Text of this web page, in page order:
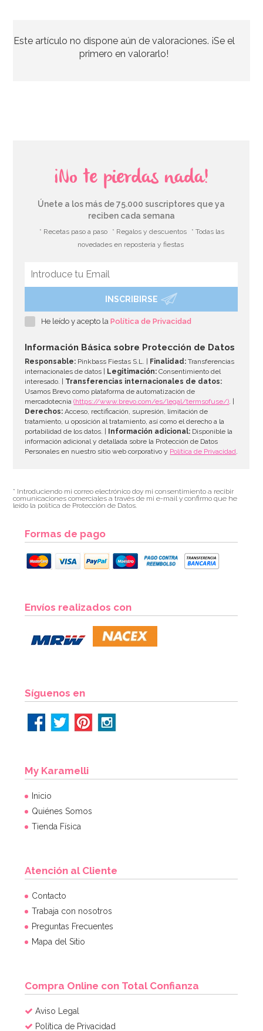
3,50€
Gafas 60 Cumpleaños Dorado
AÑADIR
Este artículo no dispone aún de valoraciones. ¡Se el
primero en valorarlo!
¡No te pierdas nada!
Únete a los más de 75.000 suscriptores que ya
reciben cada semana
* Recetas paso a paso * Regalos y descuentos
* Todas las
novedades en repostería y fiestas
INSCRIBIRSE
He leído y acepto laPolítica de Privacidad
Información Básica sobre Protección de Datos
Responsable: Pinkbass Fiestas S.L. | Finalidad: Transferencias
internacionales de datos |
Legitimación: Consentimiento del
interesado. | Transferencias internacionales de datos:
Usamos Brevo como plataforma de automatización de
mercadotecnia(https://www.brevo.com/es/legal/termsofuse/). |
Derechos: Acceso, rectificación, supresión, limitación de
tratamiento, u oposición al tratamiento, así como el derecho a la
portabilidad de los datos. |
Información adicional: Disponible la
información adicional y detallada sobre la Protección de Datos
Personales en nuestro sitio web corporativo y Política de Privacidad.
* Introduciendo mi correo electrónico doy mi consentimiento a recibir
comunicaciones comerciales a través de mi e-mail y confirmo que he
leído la política de Protección de Datos.
Formas de pago
Envíos realizados con
Síguenos en
My Karamelli
Inicio
Quiénes Somos
Tienda Física
Atención al Cliente
Contacto
Trabaja con nosotros
Preguntas Frecuentes
Mapa del Sitio
Compra Online con Total Confianza
Aviso Legal
Política de Privacidad